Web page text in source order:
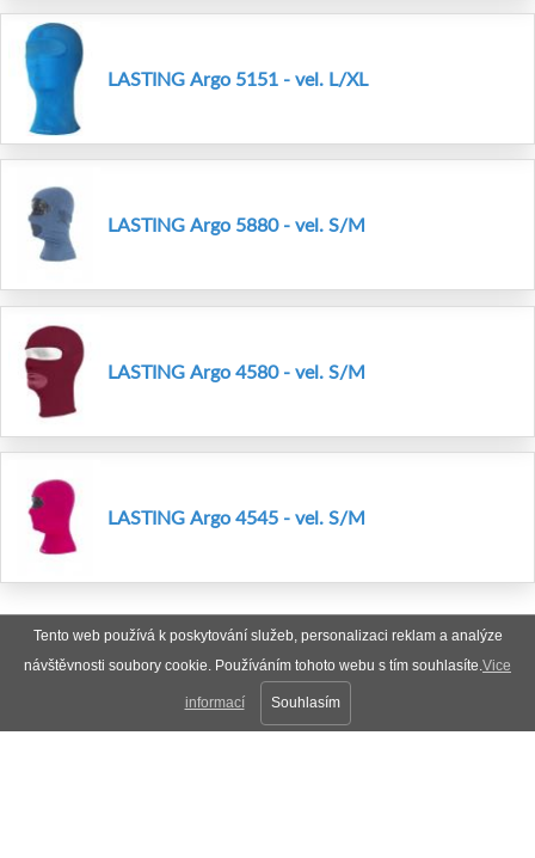
Tento web používá k poskytování služeb, personalizaci reklam a analýze
návštěvnosti soubory cookie. Používáním tohoto webu s tím souhlasíte.Vice
informací Souhlasím
LASTING Argo 5151 - vel. L/XL
LASTING Argo 5880 - vel. S/M
LASTING Argo 4580 - vel. S/M
LASTING Argo 4545 - vel. S/M